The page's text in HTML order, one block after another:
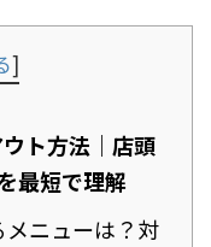
]
ト方法｜店頭
最短で理解
ニューは？対